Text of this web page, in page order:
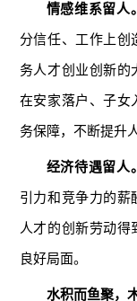
情感维系留人
分信任、工作上创
务人才创业创新的
在安家落户、子女
务保障，不断提升
经济待遇留人
引力和竞争力的薪
人才的创新劳动得
良好局面。
水积而鱼聚，